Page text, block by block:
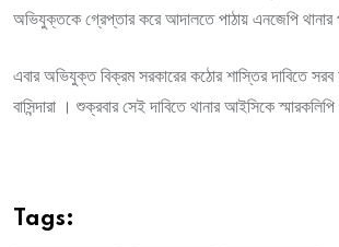
অভিযুক্তকে গ্রেপ্তার করে আদালতে পাঠায় এনজেপি থানার
এবার অভিযুক্ত বিক্রম সরকারের কঠোর শাস্তির দাবিতে সরব
বাসিন্দারা । শুক্রবার সেই দাবিতে থানার আইসিকে
Tags: